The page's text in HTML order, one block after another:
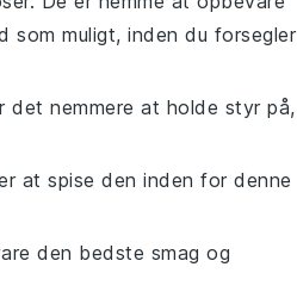
som muligt, inden du forsegler
nemmere at holde styr på,
at spise den inden for denne
den bedste smag og